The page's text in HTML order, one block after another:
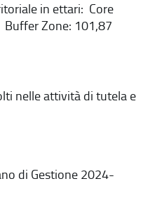
in ettari: Core
Zone: 101,87
nelle attività di tutela e
di Gestione 2024-